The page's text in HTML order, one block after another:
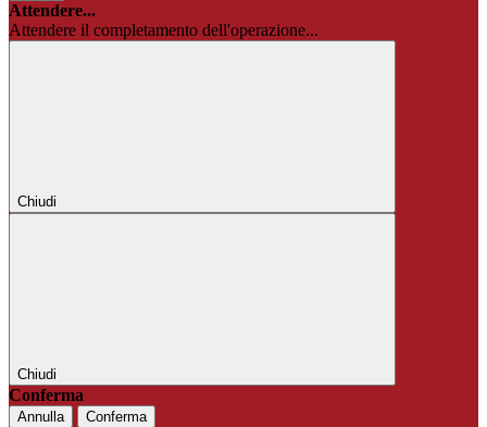
Attendere...
Attendere il completamento dell'operazione...
Chiudi
Chiudi
Conferma
Annulla Conferma